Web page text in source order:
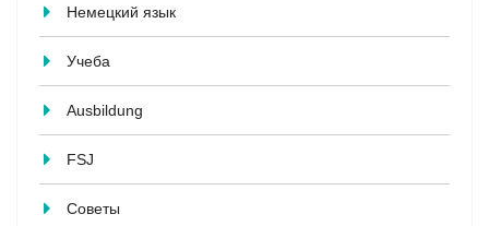
Немецкий язык
Учеба
Ausbildung
FSJ
Советы